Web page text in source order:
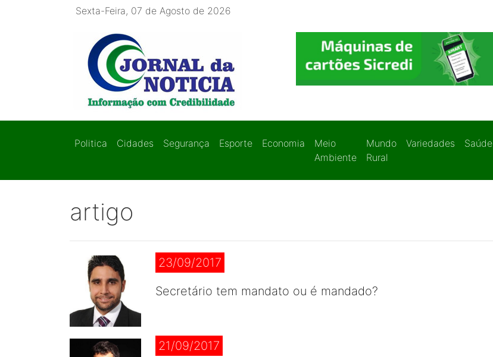
Sexta-Feira, 07 de Agosto de 2026
Politica Cidades Segurança Esporte Economia
Meio
Ambiente
Mundo
Rural
Variedades Saúde
artigo
23/09/2017
Secretário tem mandato ou é mandado?
21/09/2017